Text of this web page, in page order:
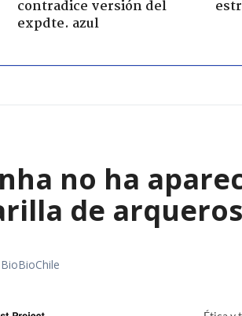
contradice versión del
expdte. azul
no ha
de arqueros